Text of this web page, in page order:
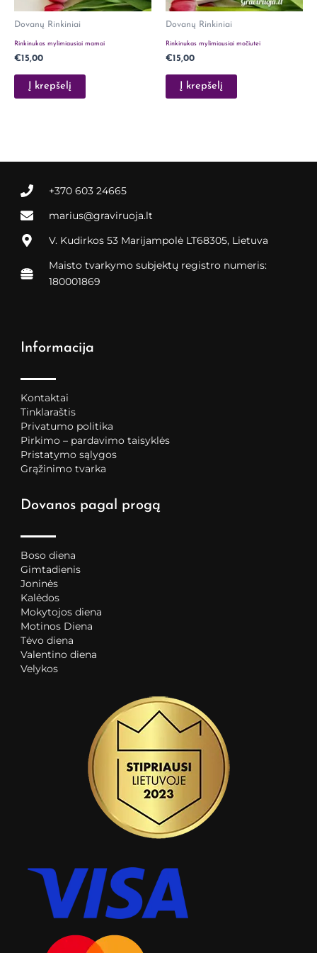
Dovanų Rinkiniai
Rinkinukas mylimiausiai mamai
€15,00
Į krepšelį
Dovanų Rinkiniai
Rinkinukas mylimiausiai močiutei
€15,00
Į krepšelį
+370 603 24665
marius@graviruoja.lt
V. Kudirkos 53 Marijampolė LT68305, Lietuva
Maisto tvarkymo subjektų registro numeris:
180001869
Informacija
Kontaktai
Tinklaraštis
Privatumo politika
Pirkimo – pardavimo taisyklės
Pristatymo sąlygos
Grąžinimo tvarka
Dovanos pagal progą
Boso diena
Gimtadienis
Joninės
Kalėdos
Mokytojos diena
Motinos Diena
Tėvo diena
Valentino diena
Velykos